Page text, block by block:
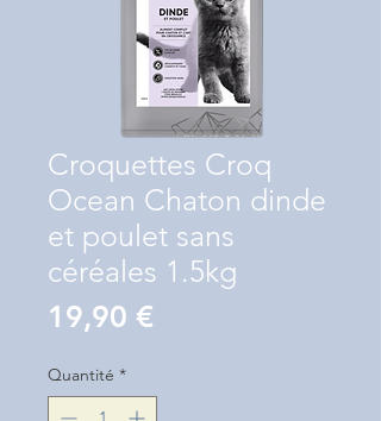
Croquettes Croq
Ocean Chaton dinde
et poulet sans
céréales 1.5kg
19,90 €Prix
Quantité *